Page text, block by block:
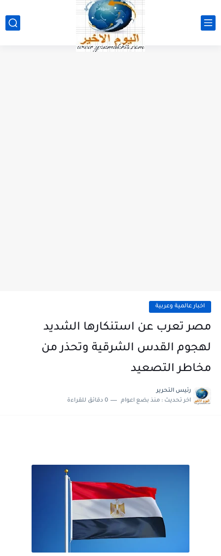
اخبار عالمية وعربية
مصر تعرب عن استنكارها الشديد
لهجوم القدس الشرقية وتحذر من
مخاطر التصعيد
رئيس التحرير
اخر تحديث : منذ بضع اعوام 0 دقائق للقراءة